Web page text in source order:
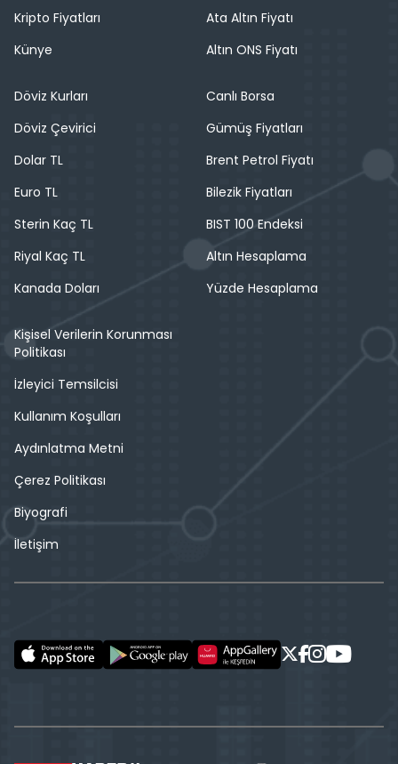
Kripto Fiyatları
Künye
Ata Altın Fiyatı
Altın ONS Fiyatı
Döviz Kurları
Döviz Çevirici
Dolar TL
Euro TL
Sterin Kaç TL
Riyal Kaç TL
Kanada Doları
Canlı Borsa
Gümüş Fiyatları
Brent Petrol Fiyatı
Bilezik Fiyatları
BIST 100 Endeksi
Altın Hesaplama
Yüzde Hesaplama
Kişisel Verilerin Korunması
Politikası
İzleyici Temsilcisi
Kullanım Koşulları
Aydınlatma Metni
Çerez Politikası
Biyografi
İletişim